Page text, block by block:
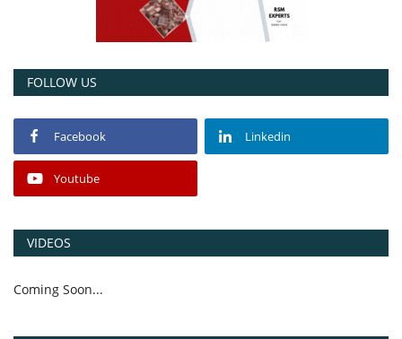
FOLLOW US
Facebook Linkedin
Youtube
VIDEOS
Coming Soon...